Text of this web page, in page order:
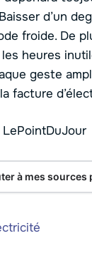
d’un
froide. De
heures
geste
facture
à mes sources